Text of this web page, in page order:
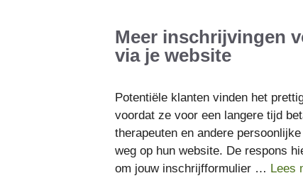
Meer inschrijvingen
via je website
Potentiële klanten vinden het
voordat ze voor een langere tijd
therapeuten en andere
weg op hun website. De respons
om jouw inschrijfformulier … Lees